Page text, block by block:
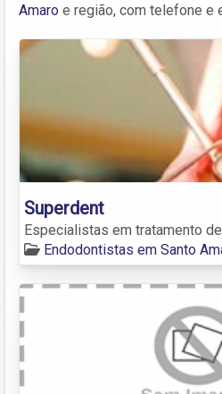
Amaro e região, com telefone e
Superdent
Especialistas em tratamento
Endodontistas em Santo